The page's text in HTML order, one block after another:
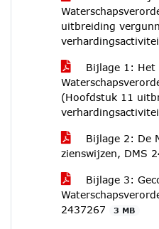
uitbreiding
Bijlage 1: Het
(Hoofdstuk 11
Bijlage 2: De
zienswijzen, DMS
Bijlage 3:
2437267
3 MB